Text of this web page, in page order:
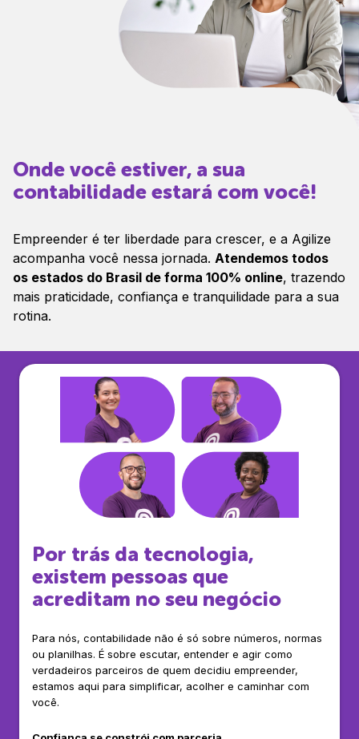
Onde você estiver, a sua
contabilidade estará com você!
Empreender é ter liberdade para crescer, e a Agilize
acompanha você nessa jornada. Atendemos todos
os estados do Brasil de forma 100% online, trazendo
mais praticidade, confiança e tranquilidade para a sua
rotina.
Por trás da tecnologia,
existem pessoas que
acreditam no seu negócio
Para nós, contabilidade não é só sobre números, normas
ou planilhas. É sobre escutar, entender e agir como
verdadeiros parceiros de quem decidiu empreender,
estamos aqui para simplificar, acolher e caminhar com
você.